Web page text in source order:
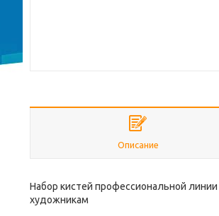
Описание
Набор кистей профессиональной
художникам